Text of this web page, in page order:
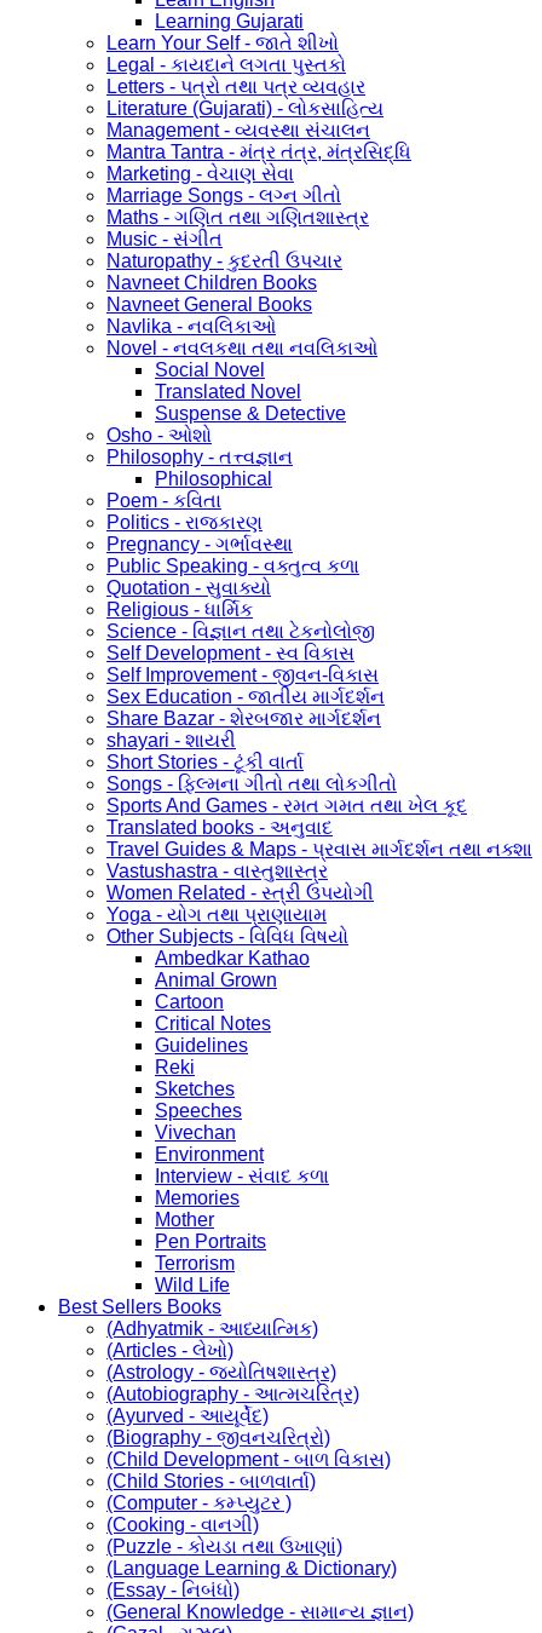
Learning Gujarati
Learn Your Self - જાતે શીખો
Legal - કાયદાને લગતા પુસ્તકો
Letters - પત્રો તથા પત્ર વ્યવહાર
Literature (Gujarati) - લોકસાહિત્ય
Management - વ્યવસ્થા સંચાલન
Mantra Tantra - મંત્ર તંત્ર, મંત્રસિદ્ધિ
Marketing - વેચાણ સેવા
Marriage Songs - લગ્ન ગીતો
Maths - ગણિત તથા ગણિતશાસ્ત્ર
Music - સંગીત
Naturopathy - કુદરતી ઉપચાર
Navneet Children Books
Navneet General Books
Navlika - નવલિકાઓ
Novel - નવલકથા તથા નવલિકાઓ
Social Novel
Translated Novel
Suspense & Detective
Osho - ઓશો
Philosophy - તત્ત્વજ્ઞાન
Philosophical
Poem - કવિતા
Politics - રાજકારણ
Pregnancy - ગર્ભાવસ્થા
Public Speaking - વક્તુત્વ કળા
Quotation - સુવાક્યો
Religious - ધાર્મિક
Science - વિજ્ઞાન તથા ટેકનોલોજી
Self Development - સ્વ વિકાસ
Self Improvement - જીવન-વિકાસ
Sex Education - જાતીય માર્ગદર્શન
Share Bazar - શેરબજાર માર્ગદર્શન
shayari - શાયરી
Short Stories - ટૂંકી વાર્તા
Songs - ફિલ્મના ગીતો તથા લોકગીતો
Sports And Games - રમત ગમત તથા ખેલ કૂદ
Translated books - અનુવાદ
Travel Guides & Maps - પ્રવાસ માર્ગદર્શન તથા નક્શા
Vastushastra - વાસ્તુશાસ્ત્ર
Women Related - સ્ત્રી ઉપયોગી
Yoga - યોગ તથા પ્રાણાયામ
Other Subjects - વિવિધ વિષયો
Ambedkar Kathao
Animal Grown
Cartoon
Critical Notes
Guidelines
Reki
Sketches
Speeches
Vivechan
Environment
Interview - સંવાદ કળા
Memories
Mother
Pen Portraits
Terrorism
Wild Life
Best Sellers Books
(Adhyatmik - આધ્યાત્મિક)
(Articles - લેખો)
(Astrology - જ્યોતિષશાસ્ત્ર)
(Autobiography - આત્મચરિત્ર)
(Ayurved - આયૂર્વેદ)
(Biography - જીવનચરિત્રો)
(Child Development - બાળ વિકાસ)
(Child Stories - બાળવાર્તા)
(Computer - કમ્પ્યુટર )
(Cooking - વાનગી)
(Puzzle - કોયડા તથા ઉખાણાં)
(Language Learning & Dictionary)
(Essay - નિબંધો)
(General Knowledge - સામાન્ય જ્ઞાન)